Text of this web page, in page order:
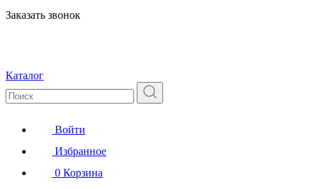
Заказать звонок
Каталог
Войти
Избранное
0 Корзина